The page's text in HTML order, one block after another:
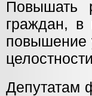
Повышать
граждан, в
повышение
Депутатам